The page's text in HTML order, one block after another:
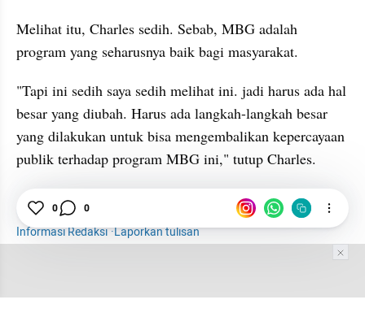
Melihat itu, Charles sedih. Sebab, MBG adalah
program yang seharusnya baik bagi masyarakat.
"Tapi ini sedih saya sedih melihat ini. jadi harus ada hal
besar yang diubah. Harus ada langkah-langkah besar
yang dilakukan untuk bisa mengembalikan kepercayaan
publik terhadap program MBG ini," tutup Charles.
News PDIP Serangga
MBG
Informasi Redaksi·Laporkan tulisan
0 0